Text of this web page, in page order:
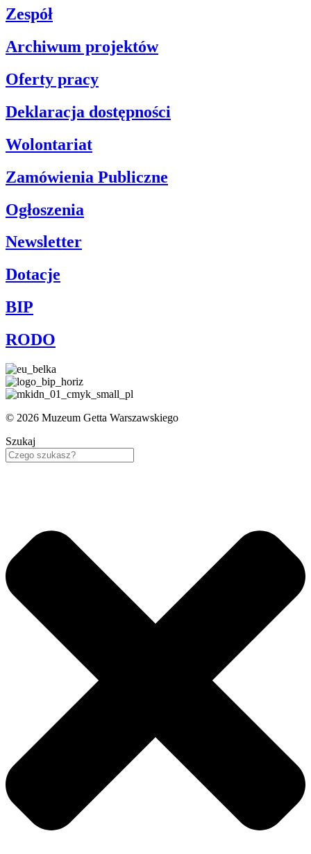
Zespół
Archiwum projektów
Oferty pracy
Deklaracja dostępności
Wolontariat
Zamówienia Publiczne
Ogłoszenia
Newsletter
Dotacje
BIP
RODO
© 2026 Muzeum Getta Warszawskiego
Szukaj